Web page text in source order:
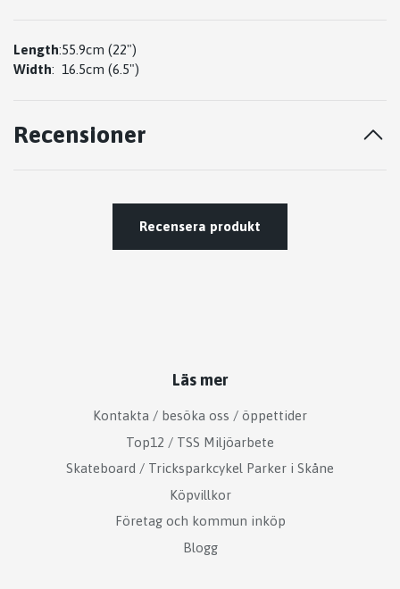
Length:55.9cm (22")
Width: 16.5cm (6.5")
Recensioner
Recensera produkt
Läs mer
Kontakta / besöka oss / öppettider
Top12 / TSS Miljöarbete
Skateboard / Tricksparkcykel Parker i Skåne
Köpvillkor
Företag och kommun inköp
Blogg